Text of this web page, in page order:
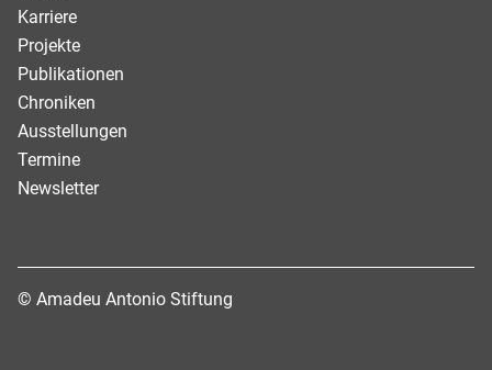
Karriere
Projekte
Publikationen
Chroniken
Ausstellungen
Termine
Newsletter
© Amadeu Antonio Stiftung